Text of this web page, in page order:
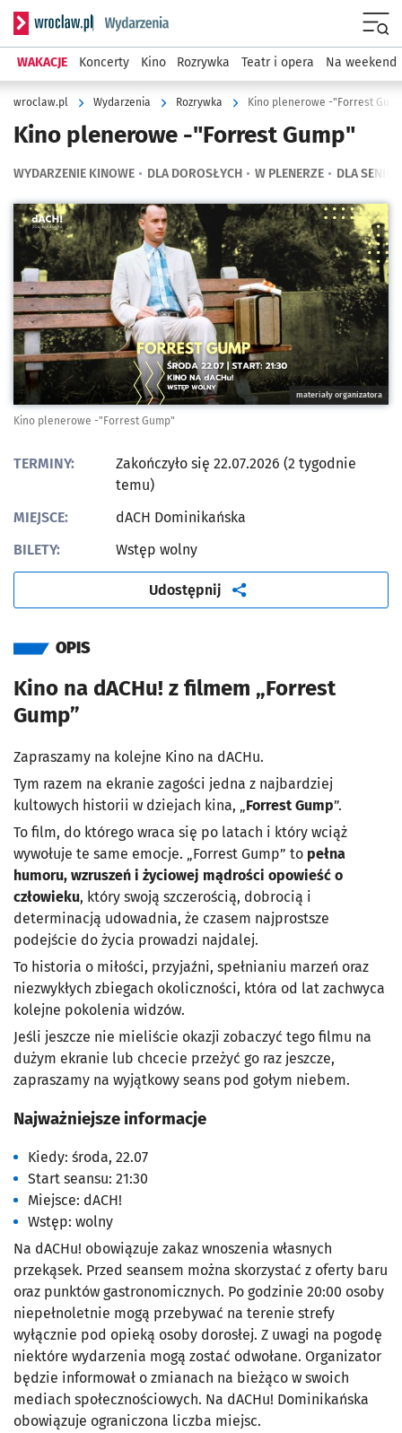
Serwis informacyjny wroclaw.pl podserwis: Wydarzenia
WAKACJE Koncerty Kino Rozrywka Teatr i opera Na weekend
wroclaw.pl Wydarzenia Rozrywka Kino plenerowe -"Forrest
Kino plenerowe -"Forrest Gump"
WYDARZENIE KINOWE DLA DOROSŁYCH W PLENERZE DLA
Kliknij, aby powiększyć
materiały organizatora
Kino plenerowe -"Forrest Gump"
TERMINY:
Zakończyło się 22.07.2026 (2 tygodnie
temu)
MIEJSCE:
dACH Dominikańska
BILETY:
Wstęp wolny
Udostępnij artykuł
OPIS
Kino na dACHu! z filmem „Forrest
Gump”
Zapraszamy na kolejne Kino na dACHu.
Tym razem na ekranie zagości jedna z najbardziej
kultowych historii w dziejach kina, „Forrest Gump”.
To film, do którego wraca się po latach i który wciąż
wywołuje te same emocje. „Forrest Gump” to pełna
humoru, wzruszeń i życiowej mądrości opowieść o
człowieku, który swoją szczerością, dobrocią i
determinacją udowadnia, że czasem najprostsze
podejście do życia prowadzi najdalej.
To historia o miłości, przyjaźni, spełnianiu marzeń oraz
niezwykłych zbiegach okoliczności, która od lat zachwyca
kolejne pokolenia widzów.
Jeśli jeszcze nie mieliście okazji zobaczyć tego filmu na
dużym ekranie lub chcecie przeżyć go raz jeszcze,
zapraszamy na wyjątkowy seans pod gołym niebem.
Najważniejsze informacje
Kiedy: środa, 22.07
Start seansu: 21:30
Miejsce: dACH!
Wstęp: wolny
Na dACHu! obowiązuje zakaz wnoszenia własnych
przekąsek. Przed seansem można skorzystać z oferty baru
oraz punktów gastronomicznych. Po godzinie 20:00 osoby
niepełnoletnie mogą przebywać na terenie strefy
wyłącznie pod opieką osoby dorosłej. Z uwagi na pogodę
niektóre wydarzenia mogą zostać odwołane. Organizator
będzie informował o zmianach na bieżąco w swoich
mediach społecznościowych. Na dACHu! Dominikańska
obowiązuje ograniczona liczba miejsc.